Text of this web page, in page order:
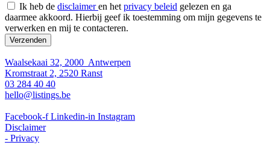
Ik heb de disclaimeren het privacy beleid gelezen en ga
daarmee akkoord. Hierbij geef ik toestemming om mijn gegevens te
verwerken en mij te contacteren.
Verzenden
Waalsekaai 32, 2000 Antwerpen
Kromstraat 2, 2520 Ranst
03 284 40 40
hello@listings.be
Facebook-f Linkedin-in Instagram
Disclaimer
- Privacy